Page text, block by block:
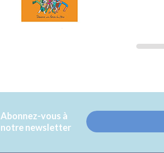
Abonnez-vous à
notre newsletter